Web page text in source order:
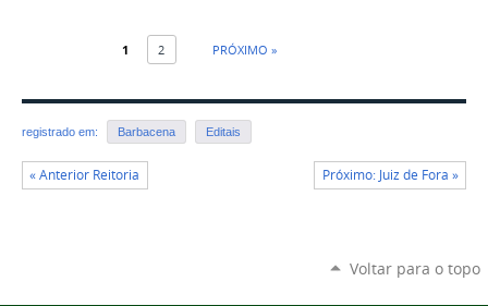
1 2 PRÓXIMO »
registrado em: Barbacena Editais
« Anterior Reitoria Próximo: Juiz de Fora »
Voltar para o topo